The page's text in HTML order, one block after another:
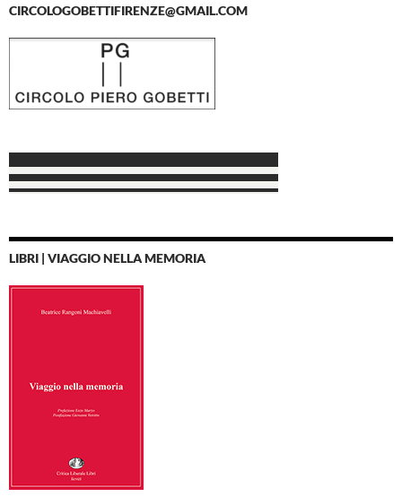
CIRCOLOGOBETTIFIRENZE@GMAIL.COM
LIBRI | VIAGGIO NELLA MEMORIA